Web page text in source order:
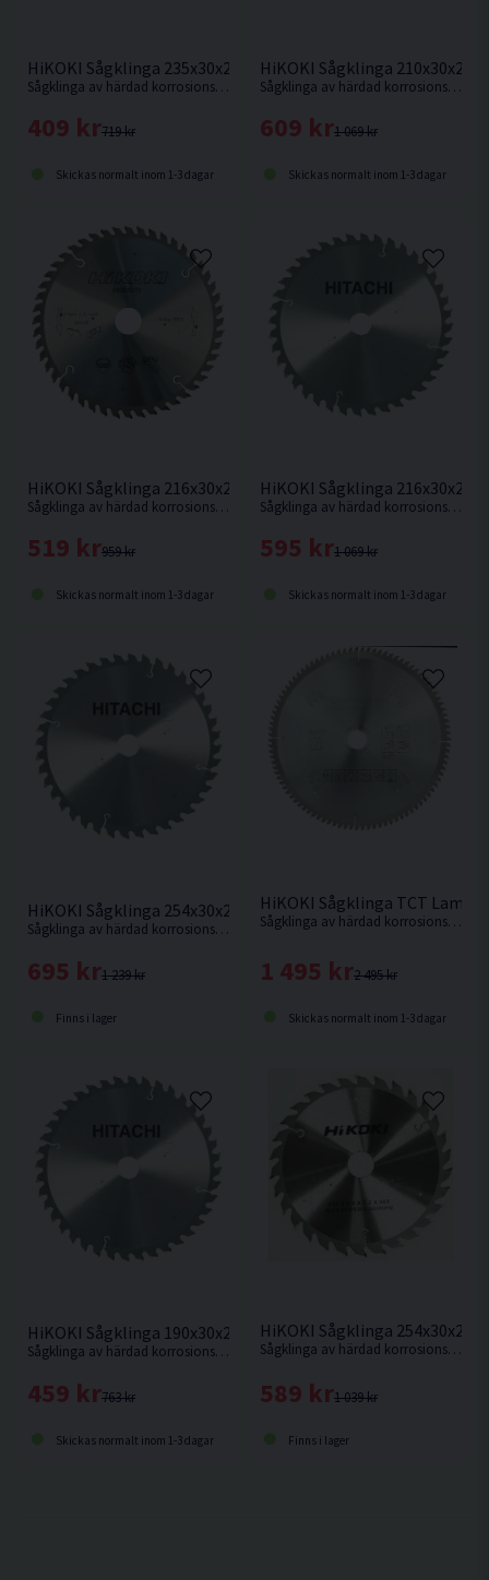
HiKOKI Sågklinga 235x30x2,1mm 20T
Sågklinga av härdad korrosionsbeständigt stål för kapning i hårt och mjukt trä.
719 kr
409 kr
Skickas normalt inom 1-3 dagar
HiKOKI Sågklinga
Sågklinga av härdad korrosionsbeständigt stål för sågning i hårt och mjukt trä.
1 069 kr
609 kr
Skickas normalt inom 1-3 dagar
HiKOKI Sågklinga 216x30x2,3mm 48T
Sågklinga av härdad korrosionsbeständigt stål för mycket fin sågning i hårt och mjukt trä.
959 kr
519 kr
Skickas normalt inom 1-3 dagar
HiKOKI Sågklinga
Sågklinga av härdad korrosionsbeständigt stål för mycket fin sågning i hårt och mjukt trä.
1 069 kr
595 kr
Skickas normalt inom 1-3 dagar
HiKOKI Sågklinga 254x30x2,3mm 60T
Sågklinga av härdad korrosionsbeständigt stål för kapning i hårt och mjukt trä.
1 239 kr
695 kr
Finns i lager
HiKOKI Sågklinga TCT
Sågklinga av härdad korrosionsbeständigt stål för sågning i hårda och mjuka träslag och även aluminiumsmaterialer.
2 495 kr
1 495 kr
Skickas normalt inom 1-3 dagar
HiKOKI Sågklinga 190x30x2,0mm 40T
Sågklinga av härdad korrosionsbeständigt stål för sågning i hårt och mjukt trä.
763 kr
459 kr
Skickas normalt inom 1-3 dagar
HiKOKI Sågklinga
Sågklinga av härdad korrosionsbeständigt stål för kapning i hårt och mjukt trä.
1 039 kr
589 kr
Finns i lager